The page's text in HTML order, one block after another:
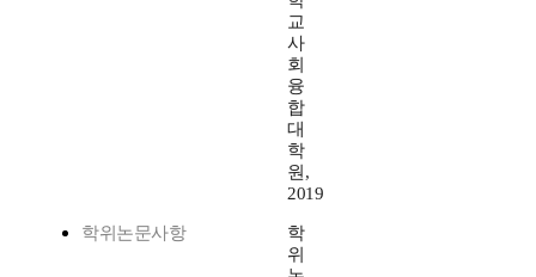
교
사
회
융
합
대
학
원,
2019
학위논문사항
학
위